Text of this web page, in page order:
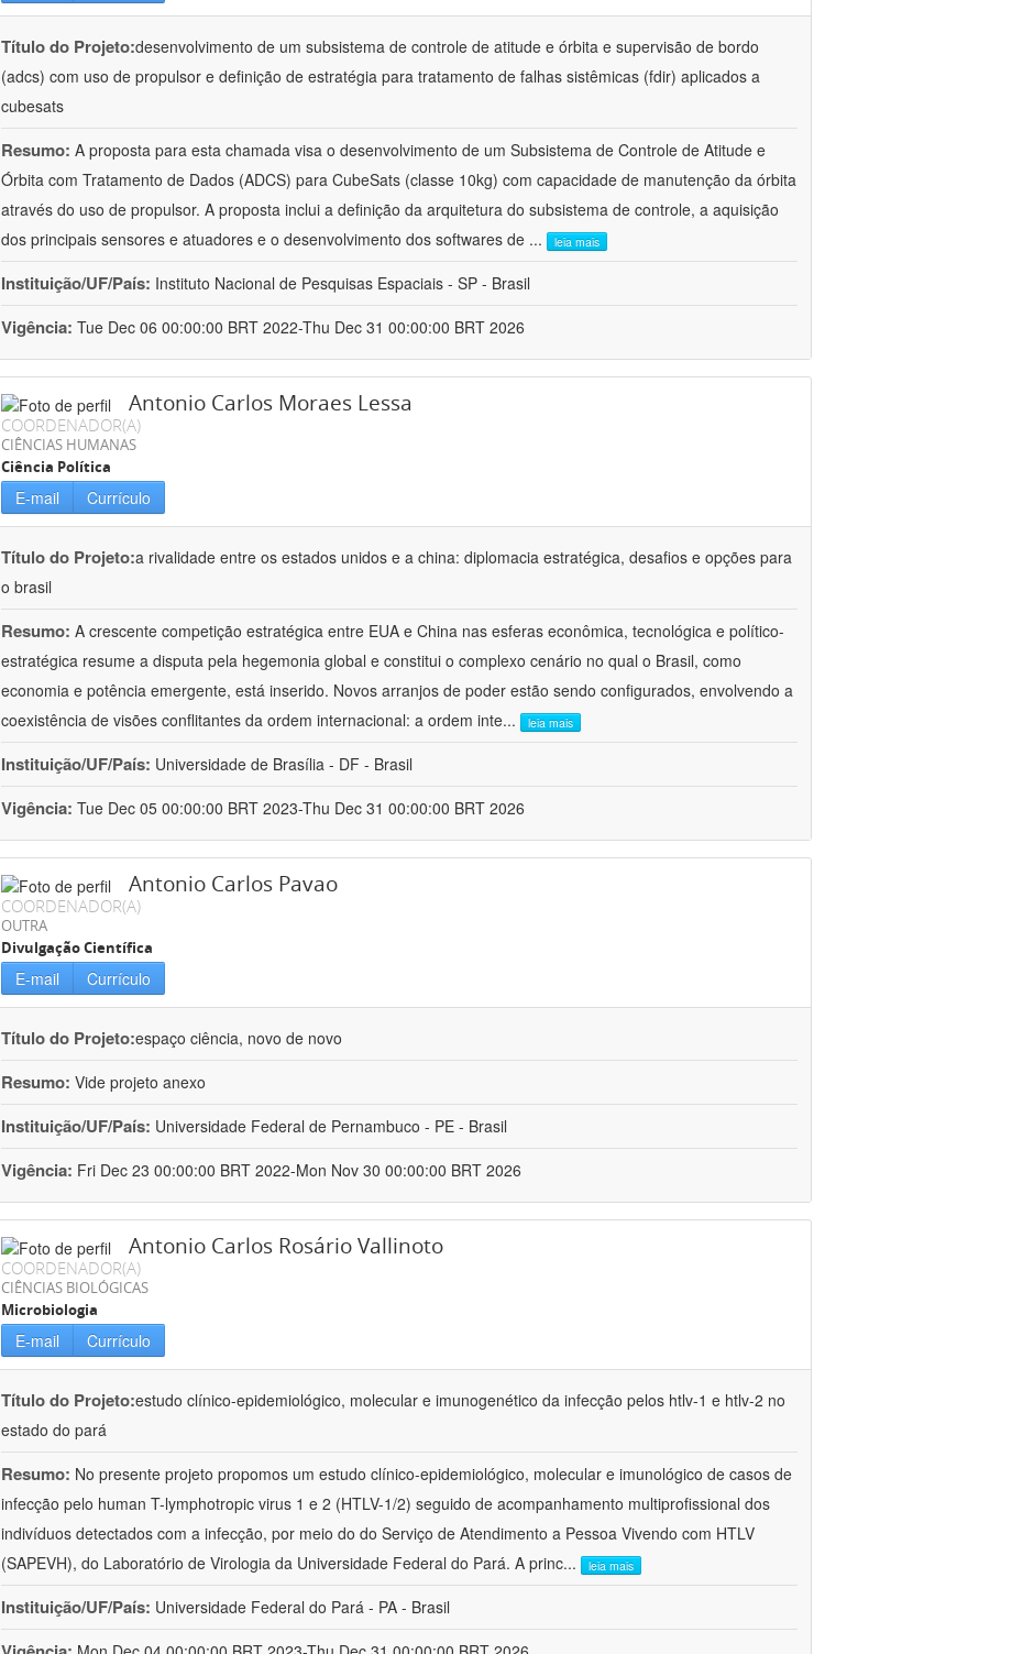
Título do Projeto:desenvolvimento de um subsistema de controle de atitude e órbita e supervisão de bordo
(adcs) com uso de propulsor e definição de estratégia para tratamento de falhas sistêmicas (fdir) aplicados a
cubesats
Resumo: A proposta para esta chamada visa o desenvolvimento de um Subsistema de Controle de Atitude e
Órbita com Tratamento de Dados (ADCS) para CubeSats (classe 10kg) com capacidade de manutenção da órbita
através do uso de propulsor. A proposta inclui a definição da arquitetura do subsistema de controle, a aquisição
dos principais sensores e atuadores e o desenvolvimento dos softwares de ... leia mais
Instituição/UF/País: Instituto Nacional de Pesquisas Espaciais - SP - Brasil
Vigência: Tue Dec 06 00:00:00 BRT 2022-Thu Dec 31 00:00:00 BRT 2026
Antonio Carlos Moraes Lessa
COORDENADOR(A)
CIÊNCIAS HUMANAS
Ciência Política
E-mail Currículo
Título do Projeto:a rivalidade entre os estados unidos e a china: diplomacia estratégica, desafios e opções para
o brasil
Resumo: A crescente competição estratégica entre EUA e China nas esferas econômica, tecnológica e político-
estratégica resume a disputa pela hegemonia global e constitui o complexo cenário no qual o Brasil, como
economia e potência emergente, está inserido. Novos arranjos de poder estão sendo configurados, envolvendo a
coexistência de visões conflitantes da ordem internacional: a ordem inte... leia mais
Instituição/UF/País: Universidade de Brasília - DF - Brasil
Vigência: Tue Dec 05 00:00:00 BRT 2023-Thu Dec 31 00:00:00 BRT 2026
Antonio Carlos Pavao
COORDENADOR(A)
OUTRA
Divulgação Científica
E-mail Currículo
Título do Projeto:espaço ciência, novo de novo
Resumo: Vide projeto anexo
Instituição/UF/País: Universidade Federal de Pernambuco - PE - Brasil
Vigência: Fri Dec 23 00:00:00 BRT 2022-Mon Nov 30 00:00:00 BRT 2026
Antonio Carlos Rosário Vallinoto
COORDENADOR(A)
CIÊNCIAS BIOLÓGICAS
Microbiologia
E-mail Currículo
Título do Projeto:estudo clínico-epidemiológico, molecular e imunogenético da infecção pelos htlv-1 e htlv-2 no
estado do pará
Resumo: No presente projeto propomos um estudo clínico-epidemiológico, molecular e imunológico de casos de
infecção pelo human T-lymphotropic virus 1 e 2 (HTLV-1/2) seguido de acompanhamento multiprofissional dos
indivíduos detectados com a infecção, por meio do do Serviço de Atendimento a Pessoa Vivendo com HTLV
(SAPEVH), do Laboratório de Virologia da Universidade Federal do Pará. A princ... leia mais
Instituição/UF/País: Universidade Federal do Pará - PA - Brasil